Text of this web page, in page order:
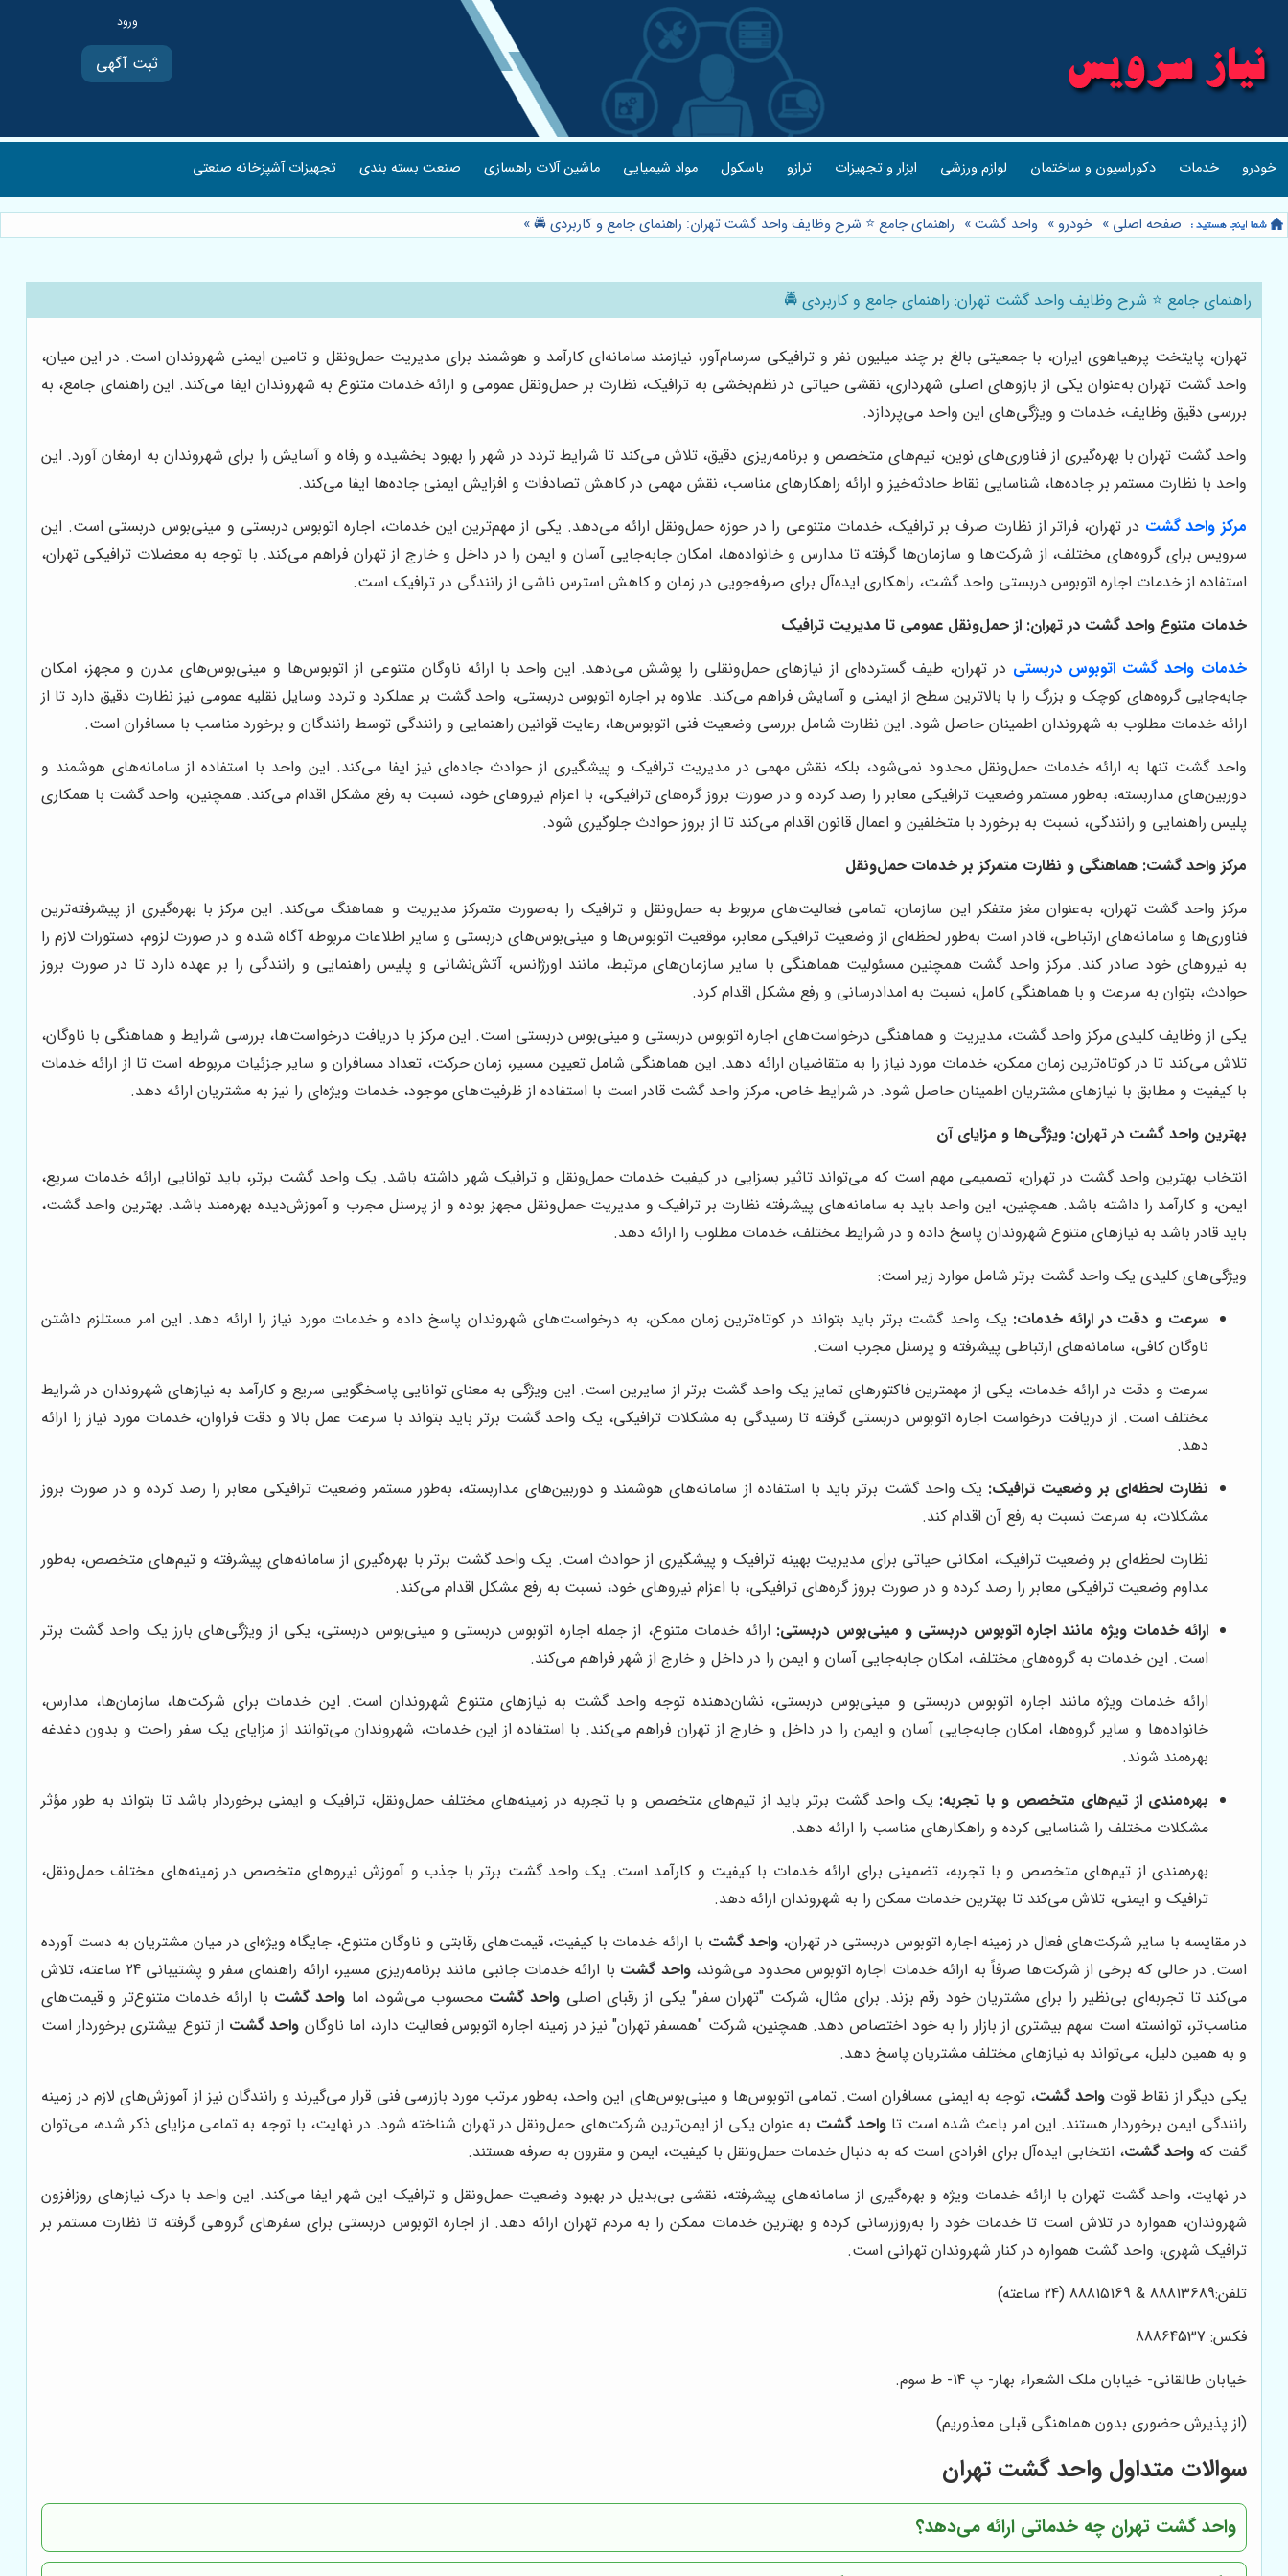
ثبت آگهی
خودرو خدمات دکوراسیون و ساختمان لوازم ورزشی ابزار و تجهیزات ترازو باسکول مواد شیمیایی ماشین آلات راهسازی صنعت بسته بندی تجهیزات آشپزخانه صنعتی
صفحه اصلی » خودرو » واحد گشت» راهنمای جامع ⭐️ شرح وظایف واحد گشت تهران: راهنمای جامع و کاربردی 🚔»
راهنمای جامع ⭐️ شرح وظایف واحد گشت تهران: راهنمای جامع و کاربردی 🚔
تهران، پایتخت پرهیاهوی ایران، با جمعیتی بالغ بر چند میلیون نفر و ترافیکی سرسام‌آور، نیازمند سامانه‌ای کارآمد و هوشمند برای مدیریت حمل‌ونقل و تامین ایمنی شهروندان است. در این میان،
واحد گشت تهران به‌عنوان یکی از بازوهای اصلی شهرداری، نقشی حیاتی در نظم‌بخشی به ترافیک، نظارت بر حمل‌ونقل عمومی و ارائه خدمات متنوع به شهروندان ایفا می‌کند. این راهنمای جامع، به
بررسی دقیق وظایف، خدمات و ویژگی‌های این واحد می‌پردازد.
واحد گشت تهران با بهره‌گیری از فناوری‌های نوین، تیم‌های متخصص و برنامه‌ریزی دقیق، تلاش می‌کند تا شرایط تردد در شهر را بهبود بخشیده و رفاه و آسایش را برای شهروندان به ارمغان آورد. این
واحد با نظارت مستمر بر جاده‌ها، شناسایی نقاط حادثه‌خیز و ارائه راهکارهای مناسب، نقش مهمی در کاهش تصادفات و افزایش ایمنی جاده‌ها ایفا می‌کند.
مرکز واحد گشت در تهران، فراتر از نظارت صرف بر ترافیک، خدمات متنوعی را در حوزه حمل‌ونقل ارائه می‌دهد. یکی از مهم‌ترین این خدمات، اجاره اتوبوس دربستی و مینی‌بوس دربستی است. این
سرویس برای گروه‌های مختلف، از شرکت‌ها و سازمان‌ها گرفته تا مدارس و خانواده‌ها، امکان جابه‌جایی آسان و ایمن را در داخل و خارج از تهران فراهم می‌کند. با توجه به معضلات ترافیکی تهران،
استفاده از خدمات اجاره اتوبوس دربستی واحد گشت، راهکاری ایده‌آل برای صرفه‌جویی در زمان و کاهش استرس ناشی از رانندگی در ترافیک است.
خدمات متنوع واحد گشت در تهران: از حمل‌ونقل عمومی تا مدیریت ترافیک
خدمات واحد گشت اتوبوس دربستی در تهران، طیف گسترده‌ای از نیازهای حمل‌ونقلی را پوشش می‌دهد. این واحد با ارائه ناوگان متنوعی از اتوبوس‌ها و مینی‌بوس‌های مدرن و مجهز، امکان
جابه‌جایی گروه‌های کوچک و بزرگ را با بالاترین سطح از ایمنی و آسایش فراهم می‌کند. علاوه بر اجاره اتوبوس دربستی، واحد گشت بر عملکرد و تردد وسایل نقلیه عمومی نیز نظارت دقیق دارد تا از
ارائه خدمات مطلوب به شهروندان اطمینان حاصل شود. این نظارت شامل بررسی وضعیت فنی اتوبوس‌ها، رعایت قوانین راهنمایی و رانندگی توسط رانندگان و برخورد مناسب با مسافران است.
واحد گشت تنها به ارائه خدمات حمل‌ونقل محدود نمی‌شود، بلکه نقش مهمی در مدیریت ترافیک و پیشگیری از حوادث جاده‌ای نیز ایفا می‌کند. این واحد با استفاده از سامانه‌های هوشمند و
دوربین‌های مداربسته، به‌طور مستمر وضعیت ترافیکی معابر را رصد کرده و در صورت بروز گره‌های ترافیکی، با اعزام نیروهای خود، نسبت به رفع مشکل اقدام می‌کند. همچنین، واحد گشت با همکاری
پلیس راهنمایی و رانندگی، نسبت به برخورد با متخلفین و اعمال قانون اقدام می‌کند تا از بروز حوادث جلوگیری شود.
مرکز واحد گشت: هماهنگی و نظارت متمرکز بر خدمات حمل‌ونقل
مرکز واحد گشت تهران، به‌عنوان مغز متفکر این سازمان، تمامی فعالیت‌های مربوط به حمل‌ونقل و ترافیک را به‌صورت متمرکز مدیریت و هماهنگ می‌کند. این مرکز با بهره‌گیری از پیشرفته‌ترین
فناوری‌ها و سامانه‌های ارتباطی، قادر است به‌طور لحظه‌ای از وضعیت ترافیکی معابر، موقعیت اتوبوس‌ها و مینی‌بوس‌های دربستی و سایر اطلاعات مربوطه آگاه شده و در صورت لزوم، دستورات لازم را
به نیروهای خود صادر کند. مرکز واحد گشت همچنین مسئولیت هماهنگی با سایر سازمان‌های مرتبط، مانند اورژانس، آتش‌نشانی و پلیس راهنمایی و رانندگی را بر عهده دارد تا در صورت بروز
حوادث، بتوان به سرعت و با هماهنگی کامل، نسبت به امدادرسانی و رفع مشکل اقدام کرد.
یکی از وظایف کلیدی مرکز واحد گشت، مدیریت و هماهنگی درخواست‌های اجاره اتوبوس دربستی و مینی‌بوس دربستی است. این مرکز با دریافت درخواست‌ها، بررسی شرایط و هماهنگی با ناوگان،
تلاش می‌کند تا در کوتاه‌ترین زمان ممکن، خدمات مورد نیاز را به متقاضیان ارائه دهد. این هماهنگی شامل تعیین مسیر، زمان حرکت، تعداد مسافران و سایر جزئیات مربوطه است تا از ارائه خدمات
با کیفیت و مطابق با نیازهای مشتریان اطمینان حاصل شود. در شرایط خاص، مرکز واحد گشت قادر است با استفاده از ظرفیت‌های موجود، خدمات ویژه‌ای را نیز به مشتریان ارائه دهد.
بهترین واحد گشت در تهران: ویژگی‌ها و مزایای آن
انتخاب بهترین واحد گشت در تهران، تصمیمی مهم است که می‌تواند تاثیر بسزایی در کیفیت خدمات حمل‌ونقل و ترافیک شهر داشته باشد. یک واحد گشت برتر، باید توانایی ارائه خدمات سریع،
ایمن، و کارآمد را داشته باشد. همچنین، این واحد باید به سامانه‌های پیشرفته نظارت بر ترافیک و مدیریت حمل‌ونقل مجهز بوده و از پرسنل مجرب و آموزش‌دیده بهره‌مند باشد. بهترین واحد گشت،
باید قادر باشد به نیازهای متنوع شهروندان پاسخ داده و در شرایط مختلف، خدمات مطلوب را ارائه دهد.
ویژگی‌های کلیدی یک واحد گشت برتر شامل موارد زیر است:
سرعت و دقت در ارائه خدمات: یک واحد گشت برتر باید بتواند در کوتاه‌ترین زمان ممکن، به درخواست‌های شهروندان پاسخ داده و خدمات مورد نیاز را ارائه دهد. این امر مستلزم داشتن
ناوگان کافی، سامانه‌های ارتباطی پیشرفته و پرسنل مجرب است.
سرعت و دقت در ارائه خدمات، یکی از مهمترین فاکتورهای تمایز یک واحد گشت برتر از سایرین است. این ویژگی به معنای توانایی پاسخگویی سریع و کارآمد به نیازهای شهروندان در شرایط
مختلف است. از دریافت درخواست اجاره اتوبوس دربستی گرفته تا رسیدگی به مشکلات ترافیکی، یک واحد گشت برتر باید بتواند با سرعت عمل بالا و دقت فراوان، خدمات مورد نیاز را ارائه
دهد.
نظارت لحظه‌ای بر وضعیت ترافیک: یک واحد گشت برتر باید با استفاده از سامانه‌های هوشمند و دوربین‌های مداربسته، به‌طور مستمر وضعیت ترافیکی معابر را رصد کرده و در صورت بروز
مشکلات، به سرعت نسبت به رفع آن اقدام کند.
نظارت لحظه‌ای بر وضعیت ترافیک، امکانی حیاتی برای مدیریت بهینه ترافیک و پیشگیری از حوادث است. یک واحد گشت برتر با بهره‌گیری از سامانه‌های پیشرفته و تیم‌های متخصص، به‌طور
مداوم وضعیت ترافیکی معابر را رصد کرده و در صورت بروز گره‌های ترافیکی، با اعزام نیروهای خود، نسبت به رفع مشکل اقدام می‌کند.
ارائه خدمات ویژه مانند اجاره اتوبوس دربستی و مینی‌بوس دربستی: ارائه خدمات متنوع، از جمله اجاره اتوبوس دربستی و مینی‌بوس دربستی، یکی از ویژگی‌های بارز یک واحد گشت برتر
است. این خدمات به گروه‌های مختلف، امکان جابه‌جایی آسان و ایمن را در داخل و خارج از شهر فراهم می‌کند.
ارائه خدمات ویژه مانند اجاره اتوبوس دربستی و مینی‌بوس دربستی، نشان‌دهنده توجه واحد گشت به نیازهای متنوع شهروندان است. این خدمات برای شرکت‌ها، سازمان‌ها، مدارس،
خانواده‌ها و سایر گروه‌ها، امکان جابه‌جایی آسان و ایمن را در داخل و خارج از تهران فراهم می‌کند. با استفاده از این خدمات، شهروندان می‌توانند از مزایای یک سفر راحت و بدون دغدغه
بهره‌مند شوند.
بهره‌مندی از تیم‌های متخصص و با تجربه: یک واحد گشت برتر باید از تیم‌های متخصص و با تجربه در زمینه‌های مختلف حمل‌ونقل، ترافیک و ایمنی برخوردار باشد تا بتواند به طور مؤثر
مشکلات مختلف را شناسایی کرده و راهکارهای مناسب را ارائه دهد.
بهره‌مندی از تیم‌های متخصص و با تجربه، تضمینی برای ارائه خدمات با کیفیت و کارآمد است. یک واحد گشت برتر با جذب و آموزش نیروهای متخصص در زمینه‌های مختلف حمل‌ونقل،
ترافیک و ایمنی، تلاش می‌کند تا بهترین خدمات ممکن را به شهروندان ارائه دهد.
در مقایسه با سایر شرکت‌های فعال در زمینه اجاره اتوبوس دربستی در تهران، واحد گشت با ارائه خدمات با کیفیت، قیمت‌های رقابتی و ناوگان متنوع، جایگاه ویژه‌ای در میان مشتریان به دست آورده
است. در حالی که برخی از شرکت‌ها صرفاً به ارائه خدمات اجاره اتوبوس محدود می‌شوند،واحد گشت
با ارائه خدمات جانبی مانند برنامه‌ریزی مسیر، ارائه راهنمای سفر و پشتیبانی 24 ساعته، تلاش
می‌کند تا تجربه‌ای بی‌نظیر را برای مشتریان خود رقم بزند. برای مثال، شرکت "تهران سفر" یکی از رقبای اصلی واحد گشت محسوب می‌شود، اما واحد گشت با ارائه خدمات متنوع‌تر و قیمت‌های
مناسب‌تر، توانسته است سهم بیشتری از بازار را به خود اختصاص دهد. همچنین، شرکت "همسفر تهران" نیز در زمینه اجاره اتوبوس فعالیت دارد، اما ناوگان واحد گشت از تنوع بیشتری برخوردار است
و به همین دلیل، می‌تواند به نیازهای مختلف مشتریان پاسخ دهد.
یکی دیگر از نقاط قوت واحد گشت، توجه به ایمنی مسافران است. تمامی اتوبوس‌ها و مینی‌بوس‌های این واحد، به‌طور مرتب مورد بازرسی فنی قرار می‌گیرند و رانندگان نیز از آموزش‌های لازم در زمینه
رانندگی ایمن برخوردار هستند. این امر باعث شده است تاواحد گشت به عنوان یکی از ایمن‌ترین شرکت‌های حمل‌ونقل در تهران شناخته شود. در نهایت، با توجه به تمامی مزایای ذکر شده، می‌توان
گفت که واحد گشت، انتخابی ایده‌آل برای افرادی است که به دنبال خدمات حمل‌ونقل با کیفیت، ایمن و مقرون به صرفه هستند.
در نهایت، واحد گشت تهران با ارائه خدمات ویژه و بهره‌گیری از سامانه‌های پیشرفته، نقشی بی‌بدیل در بهبود وضعیت حمل‌ونقل و ترافیک این شهر ایفا می‌کند. این واحد با درک نیازهای روزافزون
شهروندان، همواره در تلاش است تا خدمات خود را به‌روزرسانی کرده و بهترین خدمات ممکن را به مردم تهران ارائه دهد. از اجاره اتوبوس دربستی برای سفرهای گروهی گرفته تا نظارت مستمر بر
ترافیک شهری، واحد گشت همواره در کنار شهروندان تهرانی است.
تلفن:88813689 & 88815169 (24 ساعته)
فکس: 88864537
خیابان طالقانی- خیابان ملک الشعراء بهار- پ 14- ط سوم.
(از پذیرش حضوری بدون هماهنگی قبلی معذوریم)
سوالات متداول واحد گشت تهران
واحد گشت تهران چه خدماتی ارائه می‌دهد؟